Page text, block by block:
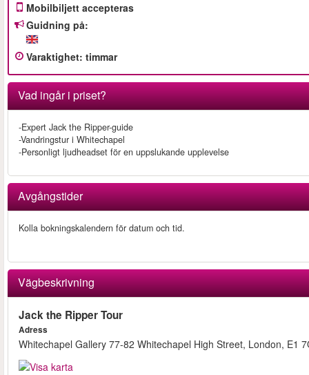
Mobilbiljett accepteras
Guidning på:
Varaktighet: timmar
Vad ingår i priset?
-Expert Jack the Ripper-guide
-Vandringstur i Whitechapel
-Personligt ljudheadset för en uppslukande upplevelse
Avgångstider
Kolla bokningskalendern för datum och tid.
Vägbeskrivning
Jack the Ripper Tour
Adress
Whitechapel Gallery 77-82 Whitechapel High Street, London, E1